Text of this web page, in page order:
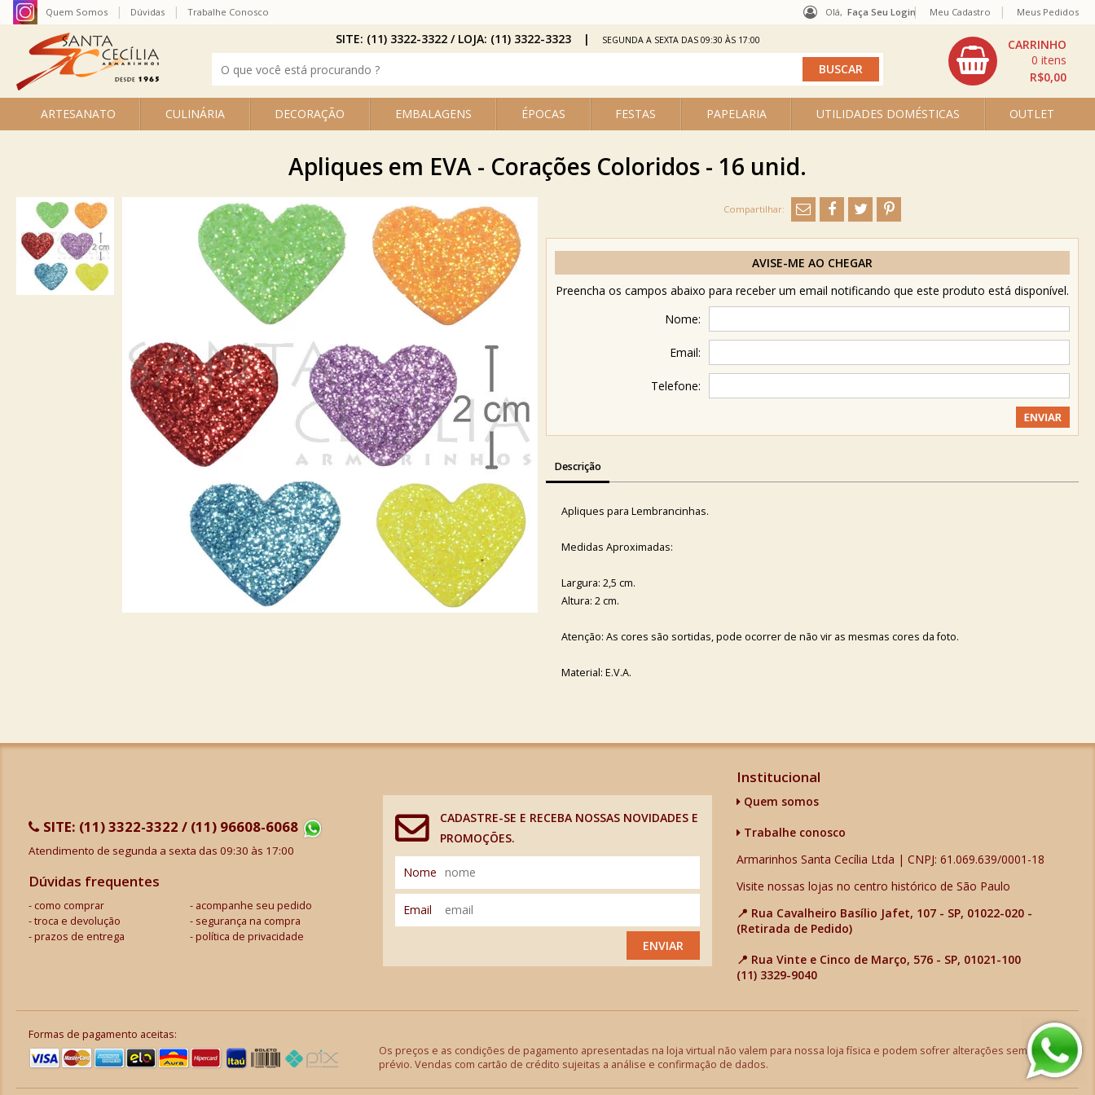
Olá, Faça Seu Login
ARTESANATO CULINÁRIA DECORAÇÃO EMBALAGENS ÉPOCAS FESTAS PAPELARIA UTILIDADES DOMÉSTICAS OUTLET
R$0,00
0
Quem Somos Dúvidas Trabalhe Conosco Meu Cadastro Meus Pedidos
SITE: (11) 3322-3322 / LOJA: (11) 3322-3323 SEGUNDA A SEXTA DAS 09:30 ÀS 17:00
Apliques em EVA - Corações Coloridos - 16 unid.
AVISE-ME AO CHEGAR
Preencha os campos abaixo para receber um email notificando que este produto está disponível.
Nome:
Email:
Telefone:
Descrição
Apliques para Lembrancinhas.
Medidas Aproximadas:
Largura: 2,5 cm.
Altura: 2 cm.
Atenção: As cores são sortidas, pode ocorrer de não vir as mesmas cores da foto.
Material: E.V.A.
SITE: (11) 3322-3322 / (11) 96608-6068
Atendimento de segunda a sexta das 09:30 às 17:00
Dúvidas frequentes
como comprar
acompanhe seu pedido
troca e devolução
segurança na compra
prazos de entrega
política de privacidade
CADASTRE-SE E RECEBA NOSSAS NOVIDADES E
PROMOÇÕES.
Nome
Email
ENVIAR
Institucional
Quem somos
Trabalhe conosco
Armarinhos Santa Cecília Ltda | CNPJ: 61.069.639/0001-18
Visite nossas lojas no centro histórico de São Paulo
📍 Rua Cavalheiro Basílio Jafet, 107 - SP, 01022-020 -
(Retirada de Pedido)
📍 Rua Vinte e Cinco de Março, 576 - SP, 01021-100
(11) 3329-9040
Formas de pagamento aceitas:
Os preços e as condições de pagamento apresentadas na loja virtual não valem para nossa loja física e podem sofrer alterações sem aviso
prévio. Vendas com cartão de crédito sujeitas a análise e confirmação de dados.